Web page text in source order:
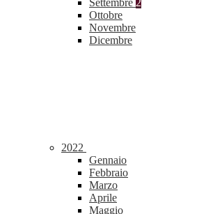
Settembre 2
Ottobre
Novembre
Dicembre
2022
Gennaio
Febbraio
Marzo
Aprile
Maggio